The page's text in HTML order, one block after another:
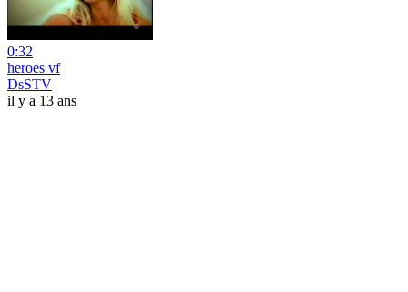
0:32
heroes vf
DsSTV
il y a 13 ans